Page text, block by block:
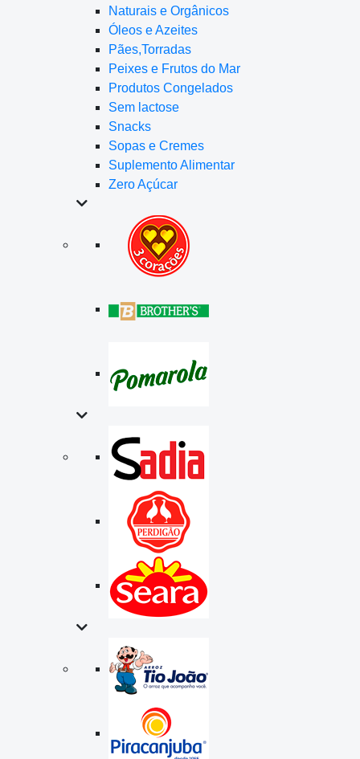
Naturais e Orgânicos
Óleos e Azeites
Pães,Torradas
Peixes e Frutos do Mar
Produtos Congelados
Sem lactose
Snacks
Sopas e Cremes
Suplemento Alimentar
Zero Açúcar